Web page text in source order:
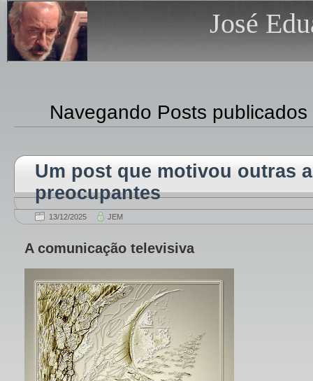
José
Navegando Posts
Um post que motivou outras
preocupantes
13/12/2025 JEM
A comunicação televisiva